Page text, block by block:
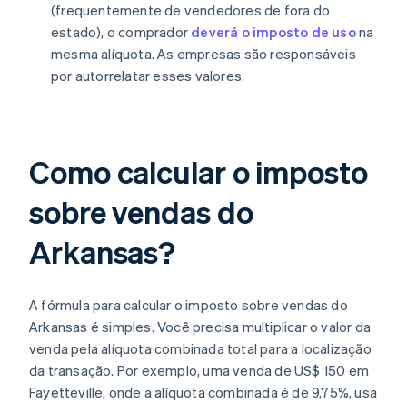
(frequentemente de vendedores de fora do
estado), o comprador deverá o imposto de usona
mesma alíquota. As empresas são responsáveis
por autorrelatar esses valores.
Como calcular o imposto
sobre vendas do
Arkansas?
A fórmula para calcular o imposto sobre vendas do
Arkansas é simples. Você precisa multiplicar o valor da
venda pela alíquota combinada total para a localização
da transação. Por exemplo, uma venda de US$ 150 em
Fayetteville, onde a alíquota combinada é de 9,75%, usa